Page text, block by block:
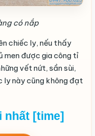
có nắp
chiếc ly, nếu thấy
men được gia công tỉ
vết nứt, sần sùi,
ly này cũng không đạt
nhất [time]